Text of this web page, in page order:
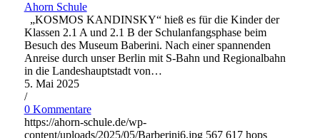
Ahorn Schule
„KOSMOS KANDINSKY“ hieß es für die Kinder der
Klassen 2.1 A und 2.1 B der Schulanfangsphase beim
Besuch des Museum Baberini. Nach einer spannenden
Anreise durch unser Berlin mit S-Bahn und Regionalbahn
in die Landeshauptstadt von…
5. Mai 2025
/
0 Kommentare
https://ahorn-schule.de/wp-
content/uploads/2025/05/Barberini6.jpg 567 617 hops